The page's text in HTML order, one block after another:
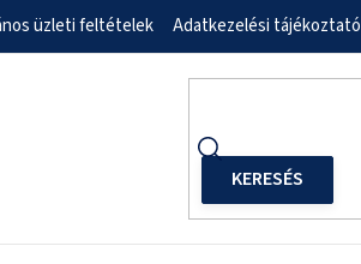
üzleti feltételek Adatkezelési tájékoztató